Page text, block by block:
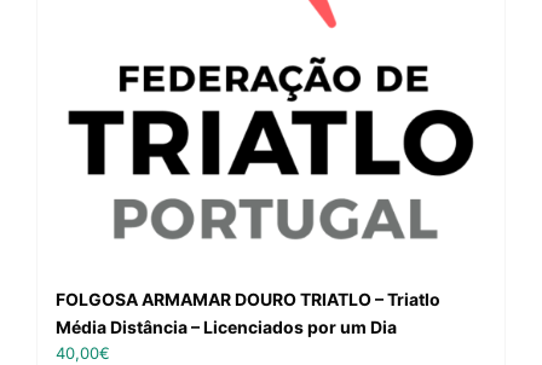
FOLGOSA ARMAMAR DOURO TRIATLO – Triatlo
Média Distância – Licenciados por um Dia
40,00€